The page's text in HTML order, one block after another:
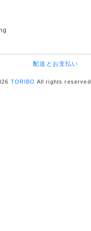
配送とお支払い
TORIBO All rights reserved.